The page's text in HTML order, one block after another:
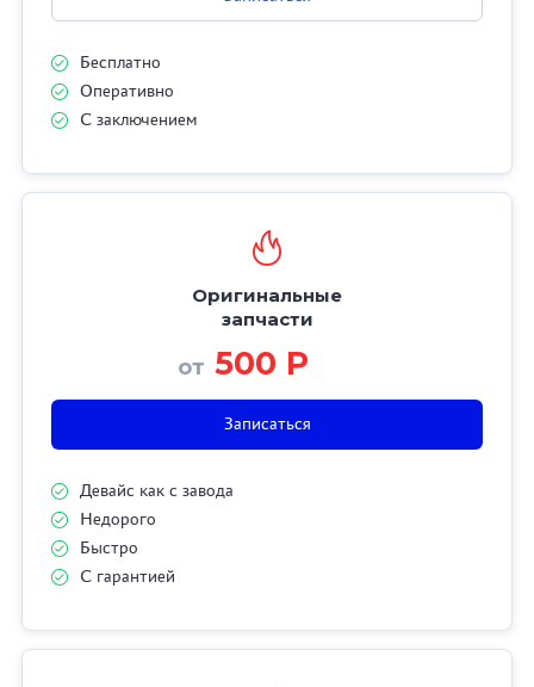
Бесплатно
Оперативно
С заключением
Оригинальные
запчасти
от 500 Р
Записаться
Девайс как с завода
Недорого
Быстро
С гарантией